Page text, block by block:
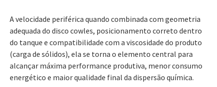
A velocidade periférica quando combinada com geometria
adequada do disco cowles, posicionamento correto dentro
do tanque e compatibilidade com a viscosidade do produto
(carga de sólidos), ela se torna o elemento central para
alcançar máxima performance produtiva, menor consumo
energético e maior qualidade final da dispersão química.